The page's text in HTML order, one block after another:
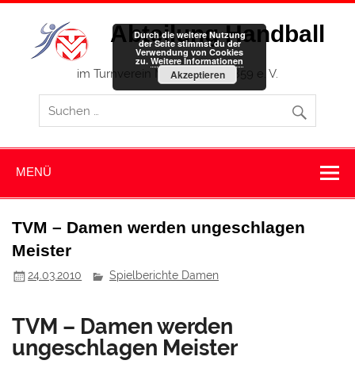
Zum
springen
Abteilung Handball
im Turnverein Memmingen 1859 e. V.
MENÜ
TVM – Damen werden ungeschlagen
Meister
24.03.2010 Spielberichte Damen
TVM – Damen werden
ungeschlagen Meister
Durch die weitere Nutzung
der Seite stimmst du der
Verwendung von Cookies
zu. Weitere Informationen
Akzeptieren